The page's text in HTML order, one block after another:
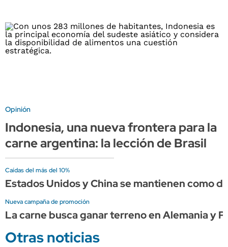
Opinión
Indonesia, una nueva frontera para la
carne argentina: la lección de Brasil
Caídas del más del 10%
Estados Unidos y China se mantienen como
Nueva campaña de promoción
La carne busca ganar terreno en Alemania y
Otras noticias